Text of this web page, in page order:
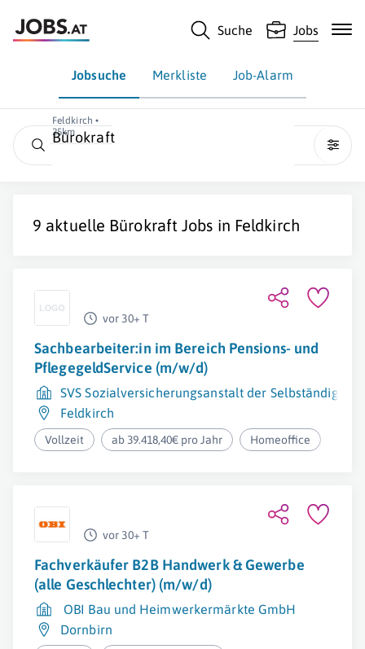
Suche Jobs
Jobsuche Merkliste Job-Alarm
Feldkirch •
25km
Bürokraft
9 aktuelle Bürokraft Jobs in Feldkirch
vor 30+ T
Sachbearbeiter:in im Bereich Pensions- und
PflegegeldService (m/w/d)
SVS Sozialversicherungsanstalt der Selbständigen
Feldkirch
Vollzeit ab 39.418,40€ pro Jahr Homeoffice
vor 30+ T
Fachverkäufer B2B Handwerk & Gewerbe
(alle Geschlechter) (m/w/d)
OBI Bau und Heimwerkermärkte GmbH
Dornbirn